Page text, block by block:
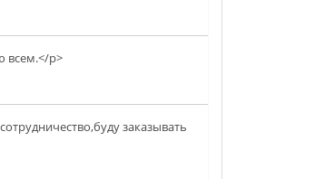
всем.</p>
заказывать